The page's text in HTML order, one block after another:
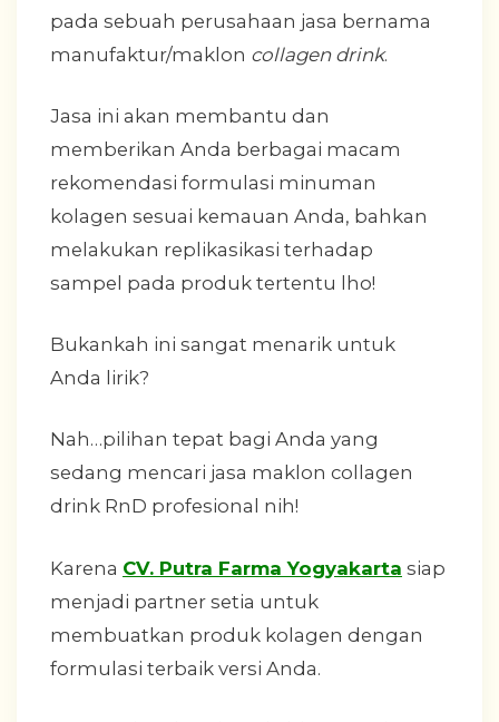
pada sebuah perusahaan jasa bernama
manufaktur/maklon collagen drink.
Jasa ini akan membantu dan
memberikan Anda berbagai macam
rekomendasi formulasi minuman
kolagen sesuai kemauan Anda, bahkan
melakukan replikasikasi terhadap
sampel pada produk tertentu lho!
Bukankah ini sangat menarik untuk
Anda lirik?
Nah…pilihan tepat bagi Anda yang
sedang mencari jasa maklon collagen
drink RnD profesional nih!
Karena CV. Putra Farma Yogyakarta siap
menjadi partner setia untuk
membuatkan produk kolagen dengan
formulasi terbaik versi Anda.